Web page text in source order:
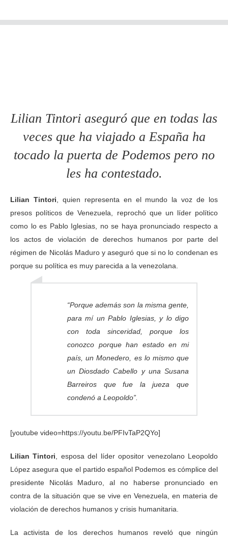
Lilian Tintori aseguró que en todas las
veces que ha viajado a España ha
tocado la puerta de Podemos pero no
les ha contestado.
Lilian Tintori , quien representa en el mundo la voz de los
presos políticos de Venezuela, reprochó que un líder político
como lo es Pablo Iglesias, no se haya pronunciado respecto a
los actos de violación de derechos humanos por parte del
régimen de Nicolás Maduro y aseguró que si no lo condenan es
porque su política es muy parecida a la venezolana.
“Porque además son la misma gente,
para mí un Pablo Iglesias, y lo digo
con toda sinceridad, porque los
conozco porque han estado en mi
país, un Monedero, es lo mismo que
un Diosdado Cabello y una Susana
Barreiros que fue la jueza que
condenó a Leopoldo”.
[youtube video=https://youtu.be/PFIvTaP2QYo]
Lilian Tintori , esposa del líder opositor venezolano Leopoldo
López asegura que el partido español Podemos es cómplice del
presidente Nicolás Maduro, al no haberse pronunciado en
contra de la situación que se vive en Venezuela, en materia de
violación de derechos humanos y crisis humanitaria.
La activista de los derechos humanos reveló que ningún